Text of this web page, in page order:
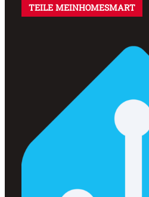
TEILE MEINHOMESMART